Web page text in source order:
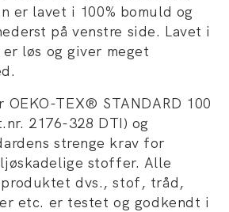
er lavet i 100% bomuld og
på venstre side. Lavet i
løs og giver meget
TEX® STANDARD 100
2176-328 DTI) og
strenge krav for
stoffer. Alle
dvs., stof, tråd,
etc. er testet og godkendt i